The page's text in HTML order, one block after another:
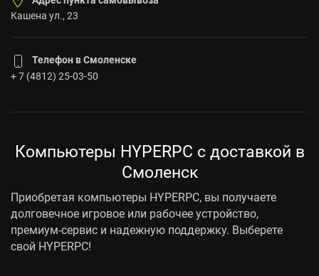
Кашена ул., 23
Телефон в Смоленске
+ 7 (4812) 25-03-50
Компьютеры HYPERPC с доставкой в
Смоленск
Приобретая компьютеры HYPERPC, вы получаете
долговечное игровое или рабочее устройство,
премиум-сервис и надежную поддержку. Выберете
свой HYPERPC!